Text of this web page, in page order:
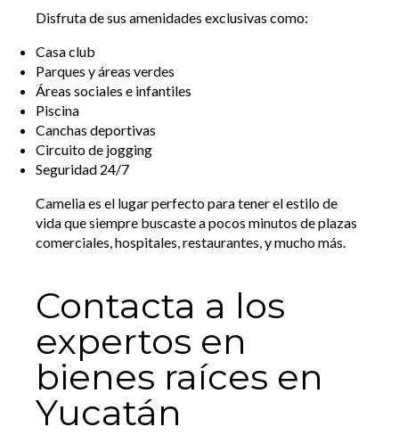
Disfruta de sus amenidades exclusivas como:
Casa club
Parques y áreas verdes
Áreas sociales e infantiles
Piscina
Canchas deportivas
Circuito de jogging
Seguridad 24/7
Camelia es el lugar perfecto para tener el estilo de
vida que siempre buscaste a pocos minutos de plazas
comerciales, hospitales, restaurantes, y mucho más.
Contacta a los
expertos en
bienes raíces en
Yucatán